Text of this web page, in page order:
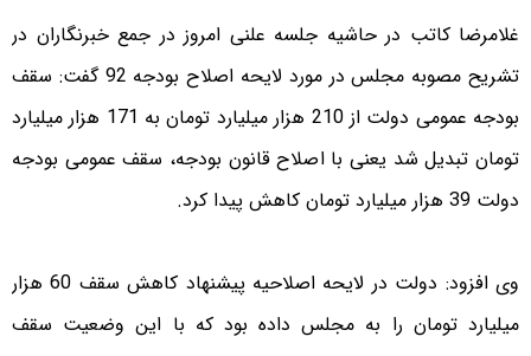
غلامرضا کاتب در حاشیه جلسه علنی امروز در جمع خبرنگاران در
تشریح مصوبه مجلس در مورد لایحه اصلاح بودجه 92 گفت: سقف
بودجه عمومی دولت از 210 هزار میلیارد تومان به 171 هزار میلیارد
تومان تبدیل شد یعنی با اصلاح قانون بودجه، سقف عمومی بودجه
دولت 39 هزار میلیارد تومان کاهش پیدا کرد.
وی افزود: دولت در لایحه اصلاحیه پیشنهاد کاهش سقف 60 هزار
میلیارد تومان را به مجلس داده بود که با این وضعیت سقف